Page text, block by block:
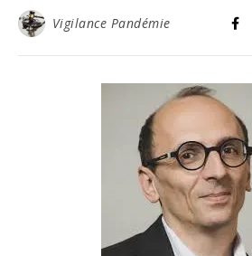
Vigilance Pandémie